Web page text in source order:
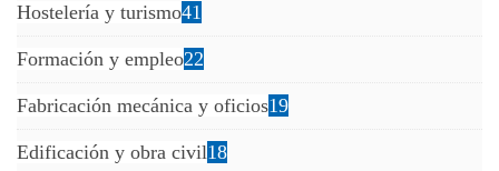
Hostelería y turismo41
Formación y empleo22
Fabricación mecánica y oficios19
Edificación y obra civil18